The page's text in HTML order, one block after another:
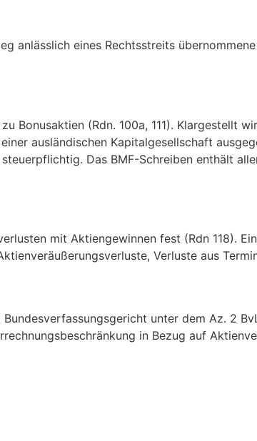
anlässlich eines Rechtsstreits
Bonusaktien (Rdn. 100a, 111). Klargestellt
ausländischen Kapitalgesellschaft
Das BMF-Schreiben enthält
mit Aktiengewinnen fest (Rdn 118).
Verluste aus
unter dem Az. 2
in Bezug auf